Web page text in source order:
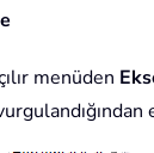
menüden